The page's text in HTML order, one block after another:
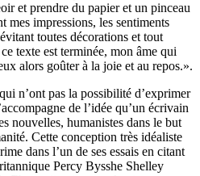
et prendre du papier et un pinceau
mes impressions, les sentiments
toutes décorations et tout
texte est terminée, mon âme qui
alors goûter à la joie et au repos.».
n’ont pas la possibilité d’exprimer
de l’idée qu’un écrivain
nouvelles, humanistes dans le but
Cette conception très idéaliste
dans l’un de ses essais en citant
Percy Bysshe Shelley